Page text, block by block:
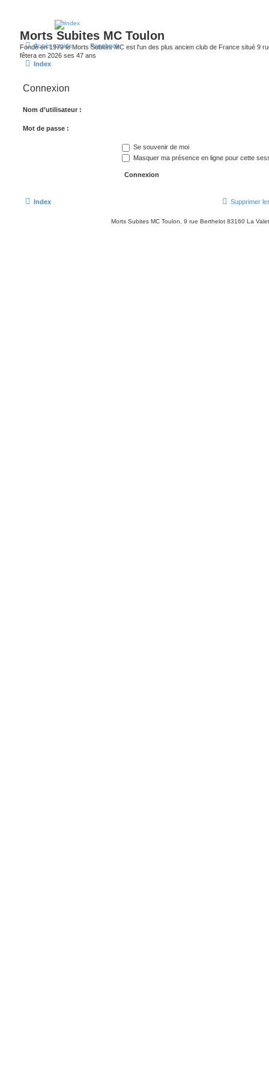
Morts Subites MC Toulon
Fondé en 1979 le Morts Subites MC est l'un des plus ancien club de France situé 9
fêtera en 2026 ses 47 ans
Accès rapide Facebook
Index
Connexion
Nom d’utilisateur :
Mot de passe :
Se souvenir de moi
Masquer ma présence en ligne pour cette
Index Supprimer
Morts Subites MC Toulon, 9 rue Berthelot 83160 La